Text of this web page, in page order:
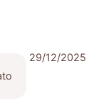
29/12/2025